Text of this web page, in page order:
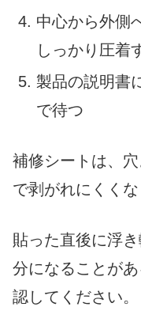
中心から外側
しっかり圧着
製品の説明書
で待つ
補修シートは、
で剥がれにくくな
貼った直後に浮
分になることが
認してください。